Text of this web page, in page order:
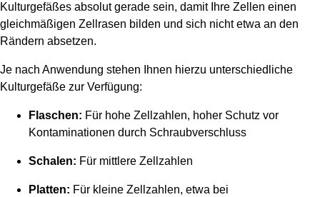
Kulturgefäßes absolut gerade sein, damit Ihre Zellen einen
gleichmäßigen Zellrasen bilden und sich nicht etwa an den
Rändern absetzen.
Je nach Anwendung stehen Ihnen hierzu unterschiedliche
Kulturgefäße zur Verfügung:
Flaschen: Für hohe Zellzahlen, hoher Schutz vor
Kontaminationen durch Schraubverschluss
Schalen: Für mittlere Zellzahlen
Platten: Für kleine Zellzahlen, etwa bei